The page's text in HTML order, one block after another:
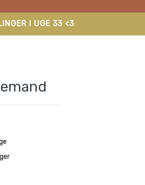
I UGE 33 <3